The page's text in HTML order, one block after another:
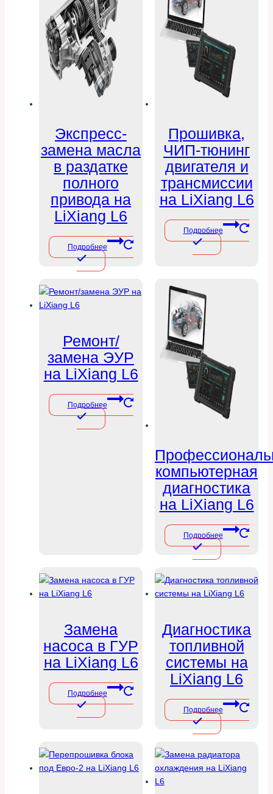
Экспресс-
замена масла
в раздатке
полного
привода на
LiXiang L6
Подробнее
Прошивка,
ЧИП-тюнинг
двигателя и
трансмиссии
на LiXiang L6
Подробнее
Ремонт/
замена ЭУР
на LiXiang L6
Подробнее
компьютерная
диагностика
на LiXiang L6
Подробнее
Замена
насоса в ГУР
на LiXiang L6
Подробнее
Диагностика
топливной
системы на
LiXiang L6
Подробнее